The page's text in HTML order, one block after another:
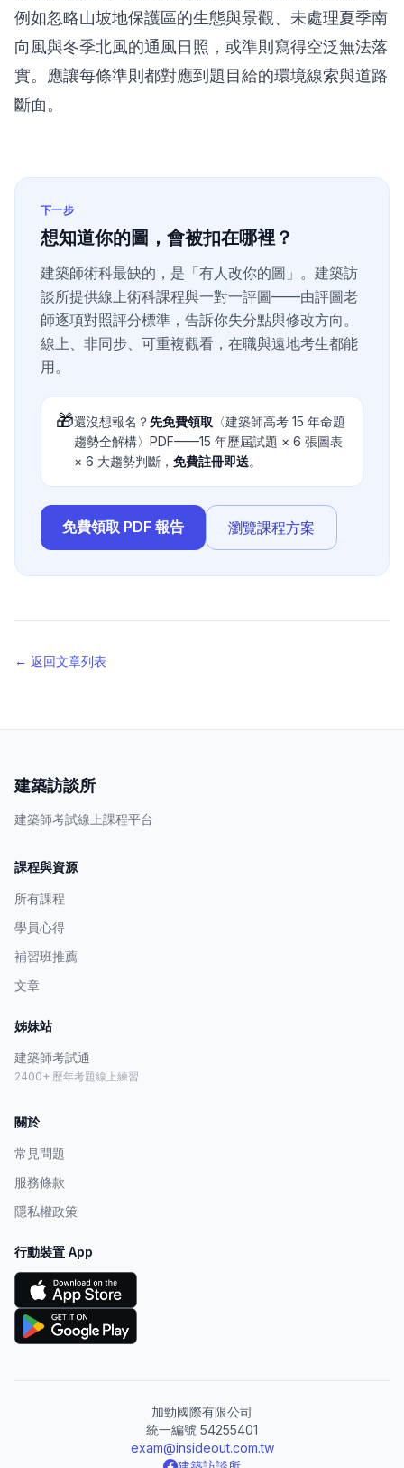
例如忽略山坡地保護區的生態與景觀、未處理夏季南
向風與冬季北風的通風日照，或準則寫得空泛無法落
實。應讓每條準則都對應到題目給的環境線索與道路
斷面。
下一步
想知道你的圖，會被扣在哪裡？
建築師術科最缺的，是「有人改你的圖」。建築訪
談所提供線上術科課程與一對一評圖——由評圖老
師逐項對照評分標準，告訴你失分點與修改方向。
線上、非同步、可重複觀看，在職與遠地考生都能
用。
🎁還沒想報名？先免費領取 〈建築師高考 15 年命題
趨勢全解構〉PDF——15 年歷屆試題 × 6 張圖表
× 6 大趨勢判斷， 免費註冊即送。
免費領取 PDF 報告 瀏覽課程方案
← 返回文章列表
建築訪談所
建築師考試線上課程平台
課程與資源
所有課程
學員心得
補習班推薦
文章
姊妹站
建築師考試通
2400+ 歷年考題線上練習
關於
常見問題
服務條款
隱私權政策
行動裝置 App
加勁國際有限公司
統一編號 54255401
exam@insideout.com.tw